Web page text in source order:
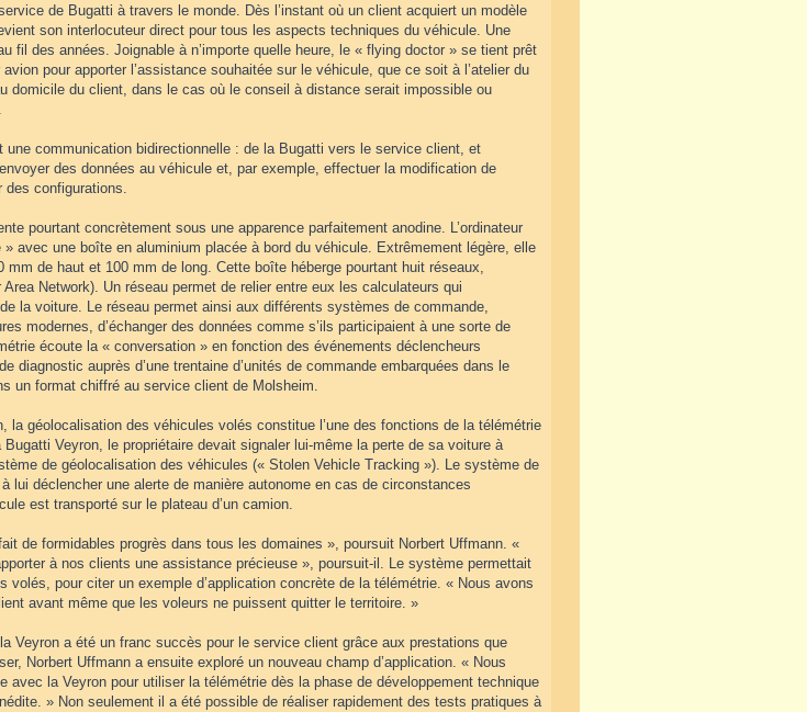
de Bugatti à travers le monde. Dès l’instant où un client acquiert un modèle
son interlocuteur direct pour tous les aspects techniques du véhicule. Une
fil des années. Joignable à n’importe quelle heure, le « flying doctor » se tient prêt
pour apporter l’assistance souhaitée sur le véhicule, que ce soit à l’atelier du
domicile du client, dans le cas où le conseil à distance serait impossible ou
une communication bidirectionnelle : de la Bugatti vers le service client, et
des données au véhicule et, par exemple, effectuer la modification de
des configurations.
pourtant concrètement sous une apparence parfaitement anodine. L’ordinateur
avec une boîte en aluminium placée à bord du véhicule. Extrêmement légère, elle
mm de haut et 100 mm de long. Cette boîte héberge pourtant huit réseaux,
Network). Un réseau permet de relier entre eux les calculateurs qui
la voiture. Le réseau permet ainsi aux différents systèmes de commande,
modernes, d’échanger des données comme s’ils participaient à une sorte de
écoute la « conversation » en fonction des événements déclencheurs
diagnostic auprès d’une trentaine d’unités de commande embarquées dans le
un format chiffré au service client de Molsheim.
la géolocalisation des véhicules volés constitue l’une des fonctions de la télémétrie
Veyron, le propriétaire devait signaler lui-même la perte de sa voiture à
de géolocalisation des véhicules (« Stolen Vehicle Tracking »). Le système de
lui déclencher une alerte de manière autonome en cas de circonstances
est transporté sur le plateau d’un camion.
de formidables progrès dans tous les domaines », poursuit Norbert Uffmann. «
à nos clients une assistance précieuse », poursuit-il. Le système permettait
volés, pour citer un exemple d’application concrète de la télémétrie. « Nous avons
avant même que les voleurs ne puissent quitter le territoire. »
Veyron a été un franc succès pour le service client grâce aux prestations que
Norbert Uffmann a ensuite exploré un nouveau champ d’application. « Nous
avec la Veyron pour utiliser la télémétrie dès la phase de développement technique
» Non seulement il a été possible de réaliser rapidement des tests pratiques à